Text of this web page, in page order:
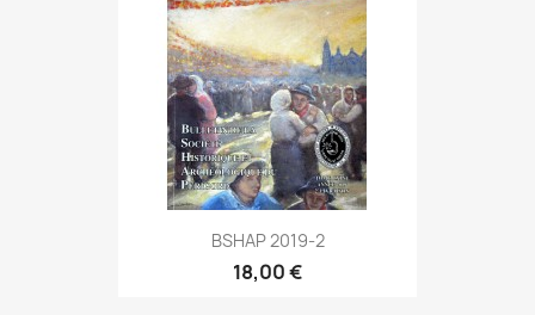
BSHAP 2019-2
18,00 €